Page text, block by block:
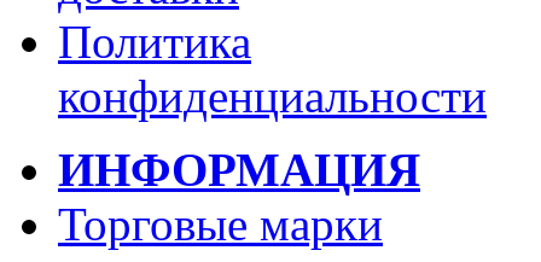
Политика
конфиденциальности
ИНФОРМАЦИЯ
Торговые марки